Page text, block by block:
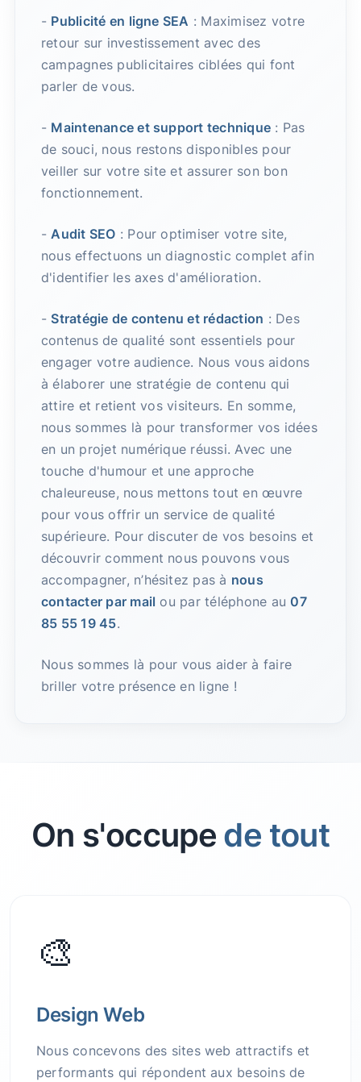
- Publicité en ligne SEA : Maximisez votre
retour sur investissement avec des
campagnes publicitaires ciblées qui font
parler de vous.
- Maintenance et support technique : Pas
de souci, nous restons disponibles pour
veiller sur votre site et assurer son bon
fonctionnement.
-Audit SEO : Pour optimiser votre site,
nous effectuons un diagnostic complet afin
d'identifier les axes d'amélioration.
- Stratégie de contenu et rédaction : Des
contenus de qualité sont essentiels pour
engager votre audience. Nous vous aidons
à élaborer une stratégie de contenu qui
attire et retient vos visiteurs. En somme,
nous sommes là pour transformer vos idées
en un projet numérique réussi. Avec une
touche d'humour et une approche
chaleureuse, nous mettons tout en œuvre
pour vous offrir un service de qualité
supérieure. Pour discuter de vos besoins et
découvrir comment nous pouvons vous
accompagner, n’hésitez pas à nous
contacter par mail ou par téléphone au07
85 55 19 45.
Nous sommes là pour vous aider à faire
briller votre présence en ligne !
On s'occupe de tout
🎨
Design Web
Nous concevons des sites web attractifs et
performants qui répondent aux besoins de